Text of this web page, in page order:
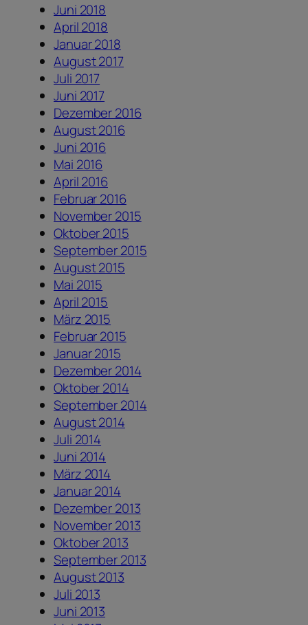
Juni 2018
April 2018
Januar 2018
August 2017
Juli 2017
Juni 2017
Dezember 2016
August 2016
Juni 2016
Mai 2016
April 2016
Februar 2016
November 2015
Oktober 2015
September 2015
August 2015
Mai 2015
April 2015
März 2015
Februar 2015
Januar 2015
Dezember 2014
Oktober 2014
September 2014
August 2014
Juli 2014
Juni 2014
März 2014
Januar 2014
Dezember 2013
November 2013
Oktober 2013
September 2013
August 2013
Juli 2013
Juni 2013